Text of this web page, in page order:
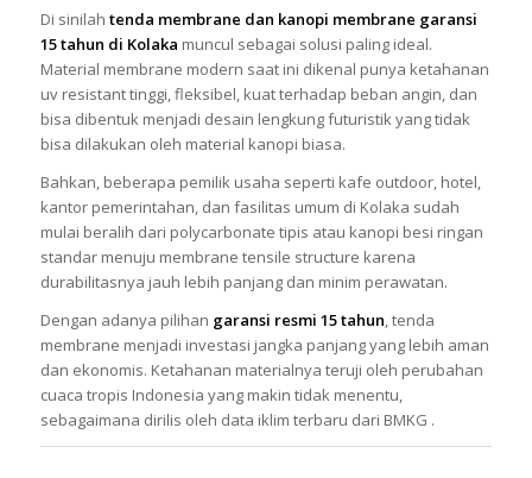
Di sinilah tenda membrane dan kanopi membrane garansi
15 tahun di Kolaka muncul sebagai solusi paling ideal.
Material membrane modern saat ini dikenal punya ketahanan
uv resistant tinggi, fleksibel, kuat terhadap beban angin, dan
bisa dibentuk menjadi desain lengkung futuristik yang tidak
bisa dilakukan oleh material kanopi biasa.
Bahkan, beberapa pemilik usaha seperti kafe outdoor, hotel,
kantor pemerintahan, dan fasilitas umum di Kolaka sudah
mulai beralih dari polycarbonate tipis atau kanopi besi ringan
standar menuju membrane tensile structure karena
durabilitasnya jauh lebih panjang dan minim perawatan.
Dengan adanya pilihan garansi resmi 15 tahun, tenda
membrane menjadi investasi jangka panjang yang lebih aman
dan ekonomis. Ketahanan materialnya teruji oleh perubahan
cuaca tropis Indonesia yang makin tidak menentu,
sebagaimana dirilis oleh data iklim terbaru dari BMKG .